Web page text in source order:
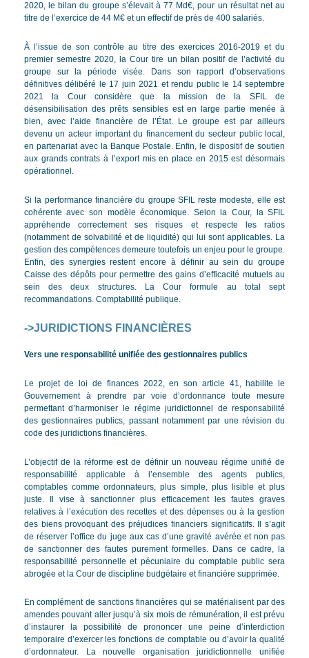
2020, le bilan du groupe s’élevait à 77 Md€, pour un résultat net au
titre de l’exercice de 44 M€ et un effectif de près de 400 salariés.
À l’issue de son contrôle au titre des exercices 2016-2019 et du
premier semestre 2020, la Cour tire un bilan positif de l’activité du
groupe sur la période visée. Dans son rapport d’observations
définitives délibéré le 17 juin 2021 et rendu public le 14 septembre
2021 la Cour considère que la mission de la SFIL de
désensibilisation des prêts sensibles est en large partie menée à
bien, avec l’aide financière de l’État. Le groupe est par ailleurs
devenu un acteur important du financement du secteur public local,
en partenariat avec la Banque Postale. Enfin, le dispositif de soutien
aux grands contrats à l’export mis en place en 2015 est désormais
opérationnel.
Si la performance financière du groupe SFIL reste modeste, elle est
cohérente avec son modèle économique. Selon la Cour, la SFIL
appréhende correctement ses risques et respecte les ratios
(notamment de solvabilité et de liquidité) qui lui sont applicables. La
gestion des compétences demeure toutefois un enjeu pour le groupe.
Enfin, des synergies restent encore à définir au sein du groupe
Caisse des dépôts pour permettre des gains d’efficacité mutuels au
sein des deux structures. La Cour formule au total sept
recommandations. Comptabilité publique.
->JURIDICTIONS FINANCIÈRES
Vers une responsabilité unifiée des gestionnaires publics
Le projet de loi de finances 2022, en son article 41, habilite le
Gouvernement à prendre par voie d’ordonnance toute mesure
permettant d’harmoniser le régime juridictionnel de responsabilité
des gestionnaires publics, passant notamment par une révision du
code des juridictions financières.
L’objectif de la réforme est de définir un nouveau régime unifié de
responsabilité applicable à l’ensemble des agents publics,
comptables comme ordonnateurs, plus simple, plus lisible et plus
juste. Il vise à sanctionner plus efficacement les fautes graves
relatives à l’exécution des recettes et des dépenses ou à la gestion
des biens provoquant des préjudices financiers significatifs. Il s’agit
de réserver l’office du juge aux cas d’une gravité avérée et non pas
de sanctionner des fautes purement formelles. Dans ce cadre, la
responsabilité personnelle et pécuniaire du comptable public sera
abrogée et la Cour de discipline budgétaire et financière supprimée.
En complément de sanctions financières qui se matérialisent par des
amendes pouvant aller jusqu’à six mois de rémunération, il est prévu
d’instaurer la possibilité de prononcer une peine d’interdiction
temporaire d’exercer les fonctions de comptable ou d’avoir la qualité
d’ordonnateur. La nouvelle organisation juridictionnelle unifiée